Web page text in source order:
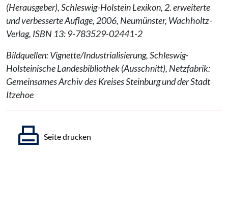
(Herausgeber), Schleswig-Holstein Lexikon, 2. erweiterte
und verbesserte Auflage, 2006, Neumünster, Wachholtz-
Verlag, ISBN 13: 9-783529-02441-2
Bildquellen: Vignette/Industrialisierung, Schleswig-
Holsteinische Landesbibliothek (Ausschnitt), Netzfabrik:
Gemeinsames Archiv des Kreises Steinburg und der Stadt
Itzehoe
Seite drucken